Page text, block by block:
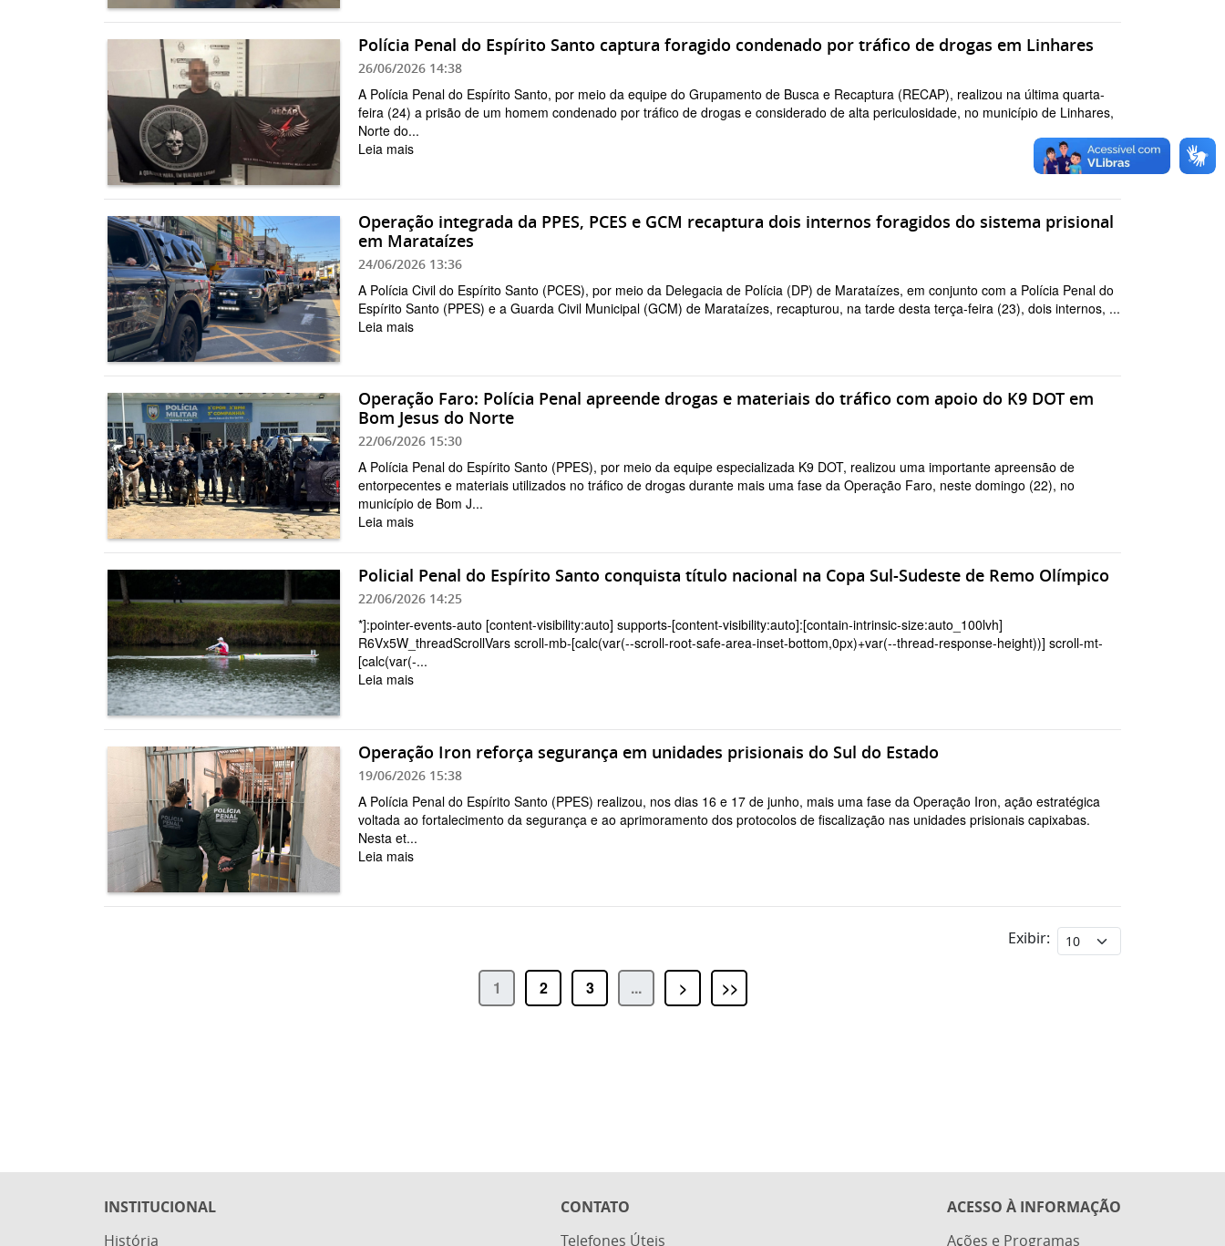
Polícia Penal do Espírito Santo captura foragido condenado por tráfico de drogas em Linhares
26/06/2026 14:38
A Polícia Penal do Espírito Santo, por meio da equipe do Grupamento de Busca e Recaptura (RECAP), realizou na última quarta-
feira (24) a prisão de um homem condenado por tráfico de drogas e considerado de alta periculosidade, no município de Linhares,
Norte do...
Leia mais
Operação integrada da PPES, PCES e GCM recaptura dois internos foragidos do sistema prisional
em Marataízes
24/06/2026 13:36
A Polícia Civil do Espírito Santo (PCES), por meio da Delegacia de Polícia (DP) de Marataízes, em conjunto com a Polícia Penal do
Espírito Santo (PPES) e a Guarda Civil Municipal (GCM) de Marataízes, recapturou, na tarde desta terça-feira (23), dois internos, ...
Leia mais
Operação Faro: Polícia Penal apreende drogas e materiais do tráfico com apoio do K9 DOT em
Bom Jesus do Norte
22/06/2026 15:30
A Polícia Penal do Espírito Santo (PPES), por meio da equipe especializada K9 DOT, realizou uma importante apreensão de
entorpecentes e materiais utilizados no tráfico de drogas durante mais uma fase da Operação Faro, neste domingo (22), no
município de Bom J...
Leia mais
Policial Penal do Espírito Santo conquista título nacional na Copa Sul-Sudeste de Remo Olímpico
22/06/2026 14:25
*]:pointer-events-auto [content-visibility:auto] supports-[content-visibility:auto]:[contain-intrinsic-size:auto_100lvh]
R6Vx5W_threadScrollVars scroll-mb-[calc(var(--scroll-root-safe-area-inset-bottom,0px)+var(--thread-response-height))] scroll-mt-
[calc(var(-...
Leia mais
Operação Iron reforça segurança em unidades prisionais do Sul do Estado
19/06/2026 15:38
A Polícia Penal do Espírito Santo (PPES) realizou, nos dias 16 e 17 de junho, mais uma fase da Operação Iron, ação estratégica
voltada ao fortalecimento da segurança e ao aprimoramento dos protocolos de fiscalização nas unidades prisionais capixabas.
Nesta et...
Leia mais
Exibir:
1 2 3 ... > >>
INSTITUCIONAL
História
CONTATO
Telefones Úteis
ACESSO À INFORMAÇÃO
Ações e Programas